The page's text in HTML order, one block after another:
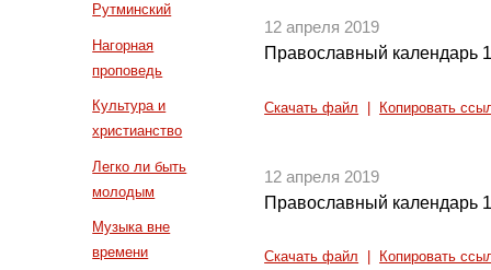
Рутминский
Нагорная
проповедь
Культура и
христианство
Легко ли быть
молодым
Музыка вне
времени
12 апреля 2019
Православный календарь
Скачать файл Копировать
12 апреля 2019
Православный календарь
Скачать файл Копировать